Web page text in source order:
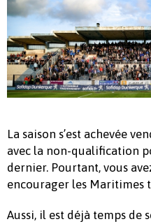
La saison s’est achevée
avec la non-qualification
dernier. Pourtant, vous
encourager les Maritimes
Aussi, il est déjà temps de